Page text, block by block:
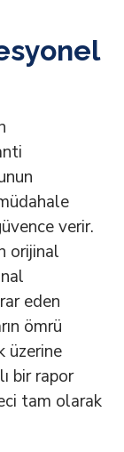
verir.
orijinal
eden
ömrü
üzerine
bir rapor
tam olarak